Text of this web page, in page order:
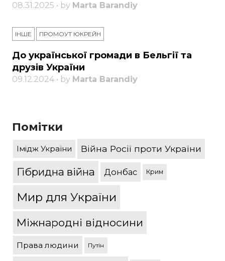
08.31.2025 • by Marta Barandiy
ІНШЕ ПРОМОУТ ЮКРЕЙН
До української громади в Бельгії та
друзів України
09.12.2024 • by Marta Barandiy
Помітки
Імідж України Війна Росії проти України
Гібридна війна Донбас Крим
Мир для України
Міжнародні відносини
Права людини Путін